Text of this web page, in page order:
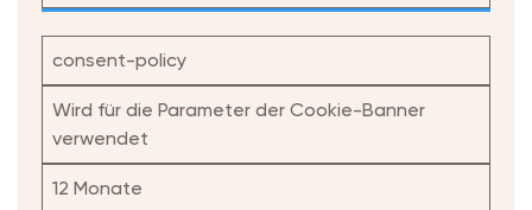
consent-policy
Wird für die Parameter der Cookie-Banner
verwendet
12 Monate